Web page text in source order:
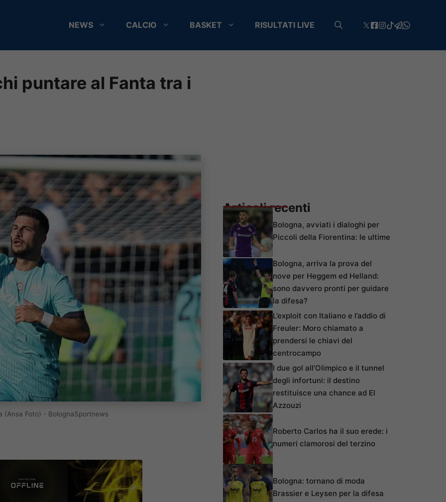
NEWS CALCIO BASKET RISULTATI LIVE
puntare al Fanta tra i
(Ansa Foto) - BolognaSportnews
Articoli recenti
Bologna, avviati i dialoghi per
Piccoli della Fiorentina: le ultime
Bologna, arriva la prova del
nove per Heggem ed Helland:
sono davvero pronti per guidare
la difesa?
L’exploit con Italiano e l’addio di
Freuler: Moro chiamato a
prendersi le chiavi del
centrocampo
I due gol all’Olimpico e il tunnel
degli infortuni: il destino
restituisce una chance ad El
Azzouzi
Roberto Carlos ha il suo erede: i
numeri clamorosi del terzino
Bologna: tornano di moda
Brassier e Leysen per la difesa